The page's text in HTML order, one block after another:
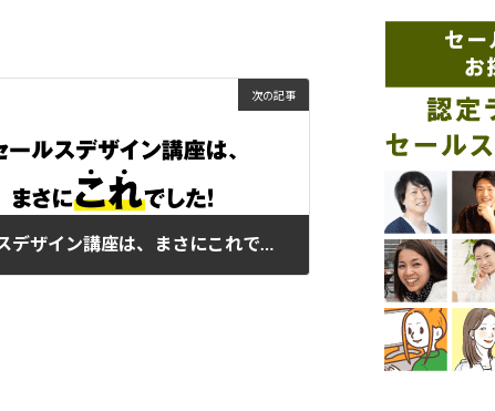
次の記事
セールスデザイン講座は、まさにこれでした